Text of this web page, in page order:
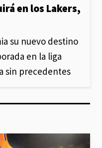
en los Lakers,
su nuevo destino
en la liga
sin precedentes